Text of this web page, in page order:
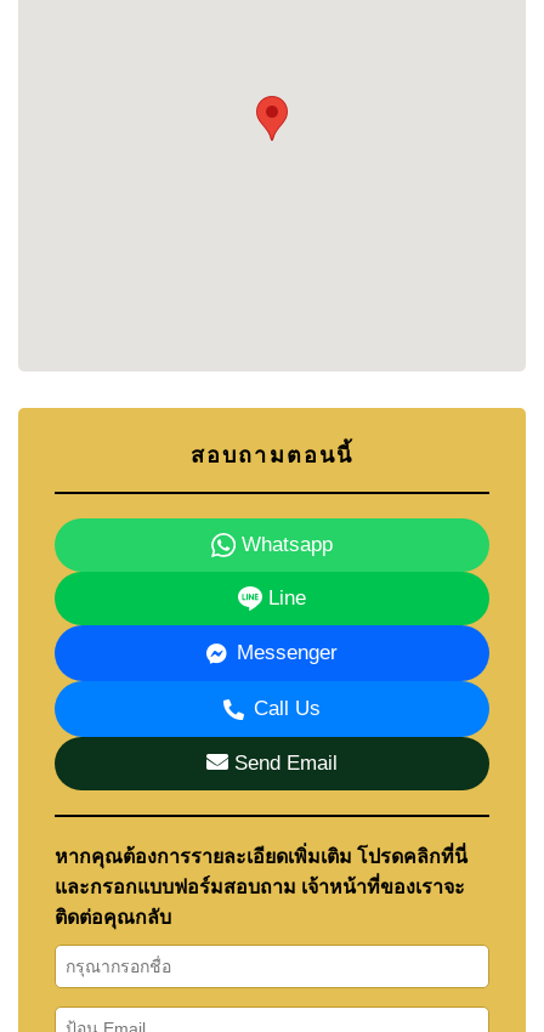
โก้ โลตัส พัทยาใต้ และบิ๊กซี พัทยาใต้ อยู่ใกล้เคียง มอบ
ประสบการณ์ช้อปปิ้งและรับประทานอาหารที่หลากหลาย
สอบถามตอนนี้
Whatsapp
Line
Messenger
Call Us
Send Email
หากคุณต้องการรายละเอียดเพิ่มเติม โปรดคลิกที่นี่
และกรอกแบบฟอร์มสอบถาม เจ้าหน้าที่ของเราจะ
ติดต่อคุณกลับ